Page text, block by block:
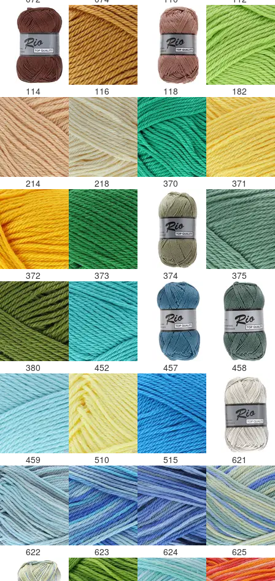
114 116 118 182
214 218 370 371
372 373 374 375
380 452 457 458
459 510 515 621
622 623 624 625